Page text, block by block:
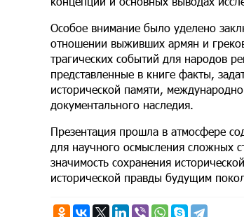
Особое внимание было уделено
отношении выживших армян и
трагических событий для народов
представленные в книге факты,
исторической памяти,
документального наследия.
Презентация прошла в атмосфере
для научного осмысления сложных
значимость сохранения
исторической правды будущим